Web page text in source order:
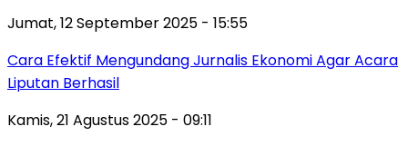
Jumat, 12 September 2025 - 15:55
Cara Efektif Mengundang Jurnalis Ekonomi Agar Acara
Liputan Berhasil
Kamis, 21 Agustus 2025 - 09:11